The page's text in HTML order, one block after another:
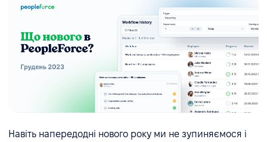
Навіть напередодні нового року ми не зупиняємося і